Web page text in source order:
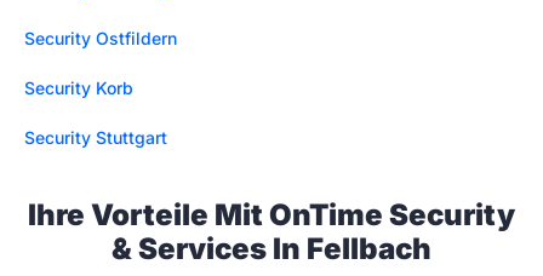
Security Ostfildern
Security Korb
Security Stuttgart
Ihre Vorteile Mit OnTime Security
& Services In Fellbach